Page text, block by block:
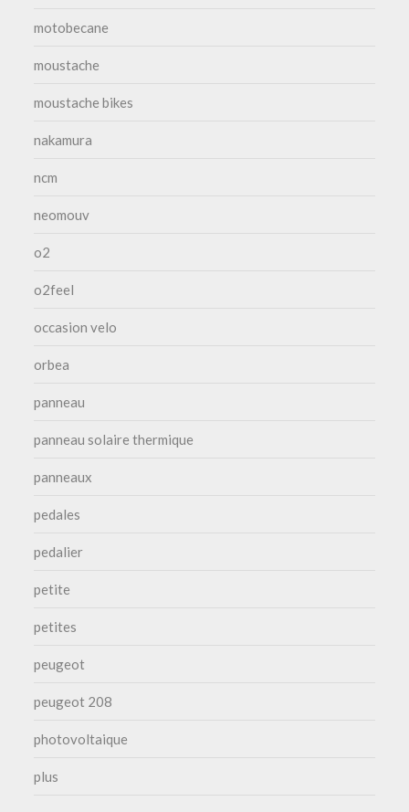
motobecane
moustache
moustache bikes
nakamura
ncm
neomouv
o2
o2feel
occasion velo
orbea
panneau
panneau solaire thermique
panneaux
pedales
pedalier
petite
petites
peugeot
peugeot 208
photovoltaique
plus